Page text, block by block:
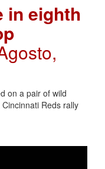
in eighth
on a pair of wild
Reds rally